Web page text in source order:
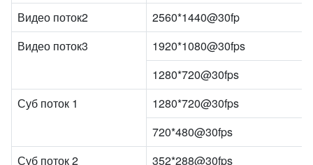
Видео поток2
2560*1440@30fp
Видео поток3
1920*1080@30fps
1280*720@30fps
Суб поток 1
1280*720@30fps
720*480@30fps
Суб поток 2
352*288@30fps